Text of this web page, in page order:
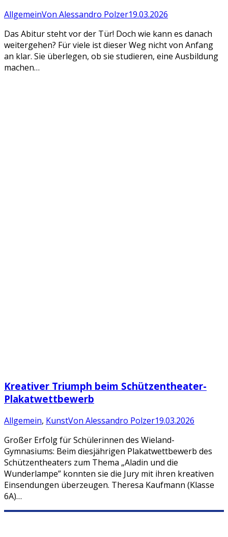
AllgemeinVon Alessandro Polzer19.03.2026
Das Abitur steht vor der Tür! Doch wie kann es danach
weitergehen? Für viele ist dieser Weg nicht von Anfang
an klar. Sie überlegen, ob sie studieren, eine Ausbildung
machen…
Kreativer Triumph beim Schützentheater-
Plakatwettbewerb
Allgemein, KunstVon Alessandro Polzer19.03.2026
Großer Erfolg für Schülerinnen des Wieland-
Gymnasiums: Beim diesjährigen Plakatwettbewerb des
Schützentheaters zum Thema „Aladin und die
Wunderlampe” konnten sie die Jury mit ihren kreativen
Einsendungen überzeugen. Theresa Kaufmann (Klasse
6A)…